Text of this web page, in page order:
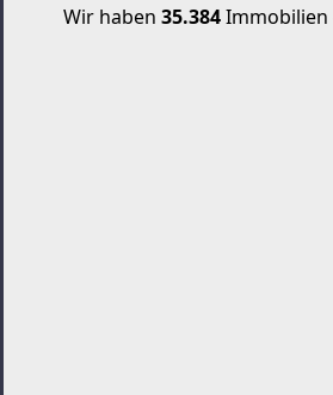
Wir haben 35.384Immobilien